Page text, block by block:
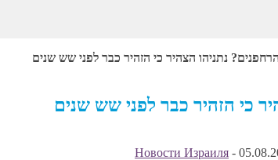
נתניהו הצהיר כי הזהיר כבר לפני שש שנים
כי הזהיר כבר לפני שש שנים
-
Новости Израиля